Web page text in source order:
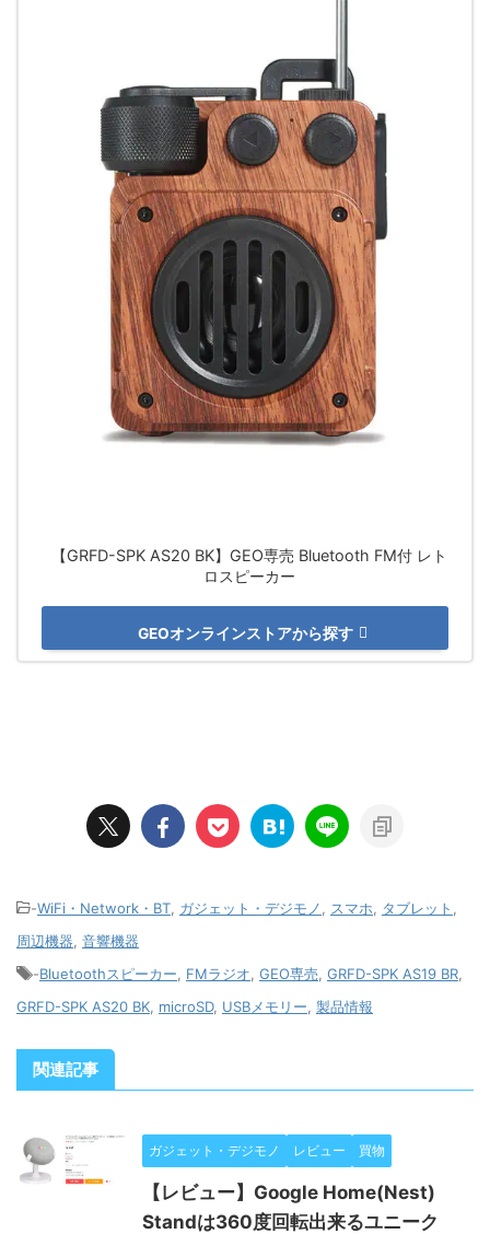
【GRFD-SPK AS20 BK】GEO専売 Bluetooth FM付 レト
ロスピーカー
GEOオンラインストアから探す
-WiFi・Network・BT ガジェット・デジモノ スマホ タブレット
周辺機器 音響機器
-Bluetoothスピーカー FMラジオ GEO専売 GRFD-SPK AS19 BR
GRFD-SPK AS20 BK microSD, USBメモリー 製品情報
関連記事
ガジェット・デジモノ レビュー 買物
【レビュー】Google Home(Nest)
Standは360度回転出来るユニーク